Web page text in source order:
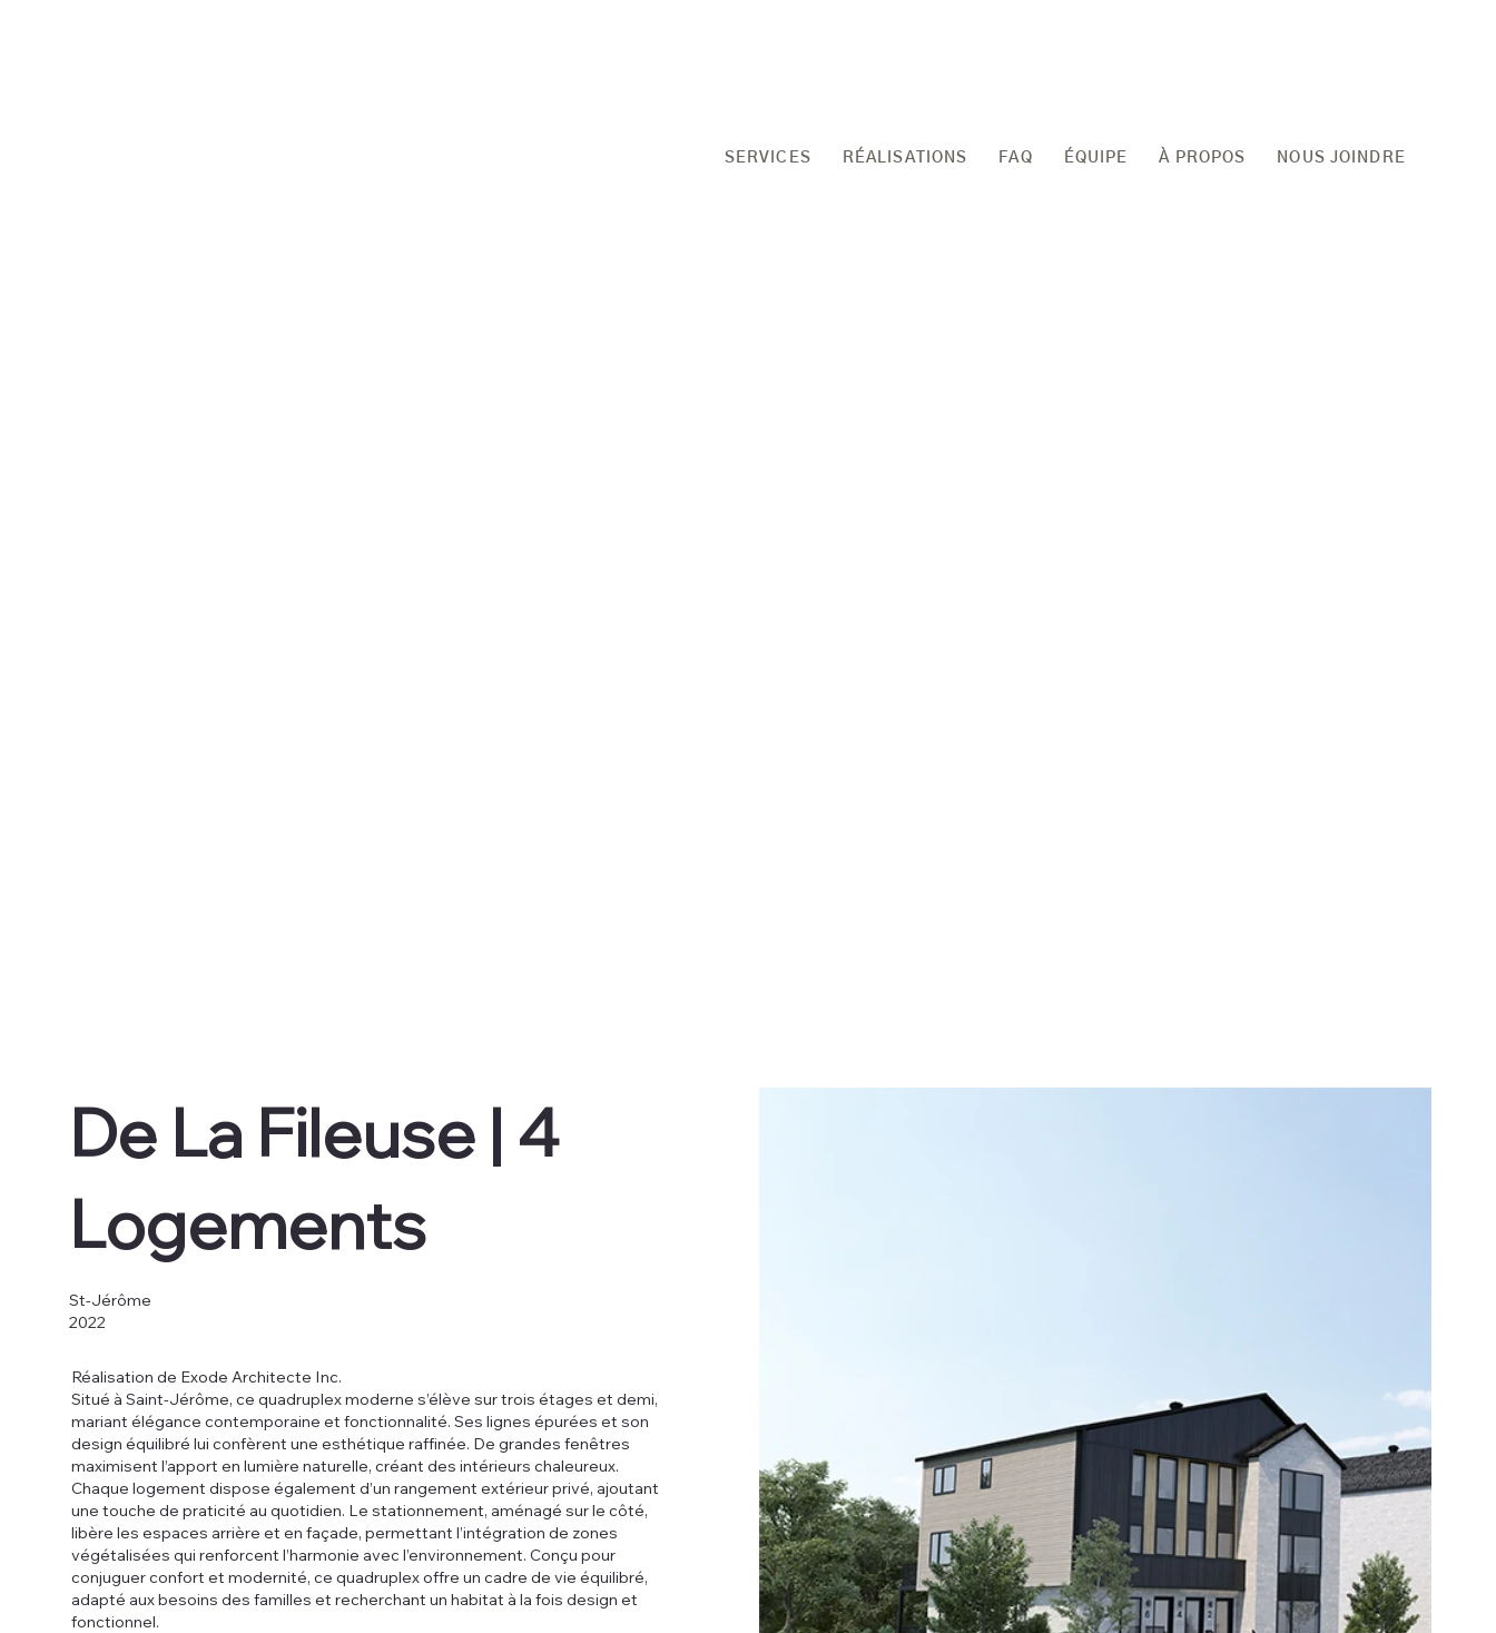
SERVICES RÉALISATIONS FAQ ÉQUIPE À PROPOS NOUS JOINDRE
De La Fileuse | 4
Logements
St-Jérôme
2022
Réalisation de Exode Architecte Inc.
Situé à Saint-Jérôme, ce quadruplex moderne s’élève sur trois étages et demi,
mariant élégance contemporaine et fonctionnalité. Ses lignes épurées et son
design équilibré lui confèrent une esthétique raffinée. De grandes fenêtres
maximisent l’apport en lumière naturelle, créant des intérieurs chaleureux.
Chaque logement dispose également d’un rangement extérieur privé, ajoutant
une touche de praticité au quotidien. Le stationnement, aménagé sur le côté,
libère les espaces arrière et en façade, permettant l’intégration de zones
végétalisées qui renforcent l’harmonie avec l’environnement. Conçu pour
conjuguer confort et modernité, ce quadruplex offre un cadre de vie équilibré,
adapté aux besoins des familles et recherchant un habitat à la fois design et
fonctionnel.